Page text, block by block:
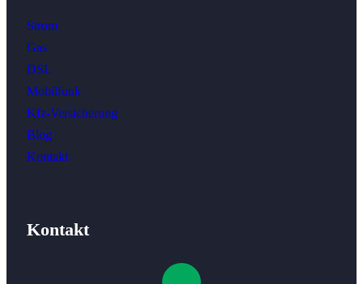
Strom
Gas
DSL
Mobilfunk
Kfz-Versicherung
Blog
Kontakt
Kontakt